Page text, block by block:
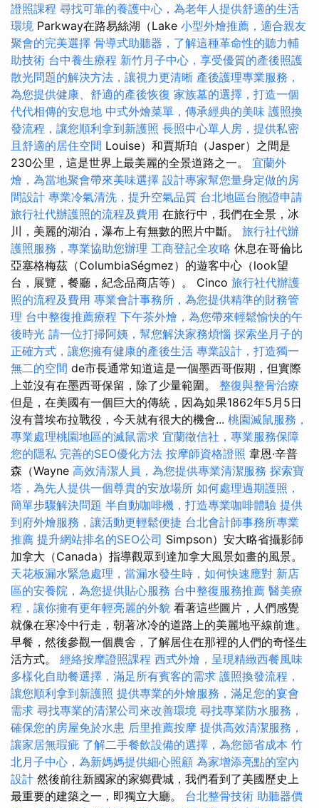
證照課程 尋找可靠的養護中心，為老年人提供舒適的生活
環境 Parkway在路易絲湖（Lake 小型外燴推薦，適合親友
聚會的完美選擇 骨導式助聽器，了解這種革命性的聽力輔
助技術 台中養生療程 新竹月子中心，享受優質的產後照護
散光問題的解決方法，讓視力更清晰 產後護理專業服務，
為您提供健康、舒適的產後恢復 家族墓的選擇，打造一個
代代相傳的安息地 中式外燴菜單，傳承經典的美味 護照換
發流程，讓您順利拿到新護照 長照中心單人房，提供私密
且舒適的居住空間 Louise）和賈斯珀（Jasper）之間是
230公里，這是世界上最美麗的全景道路之一。 宜蘭外
燴，為當地聚會帶來美味選擇 設計專家幫您量身定做的房
間設計 專業冷氣清洗，提升空氣品質 台北地區台胞證申請
旅行社代辦護照的流程及費用 在旅行中，我們在全景，冰
川，美麗的湖泊，瀑布上有無數的照片中斷。 旅行社代辦
護照服務，專業協助您辦理 工商登記全攻略 休息在哥倫比
亞塞格梅茲（ColumbiaSégmez）的遊客中心（look望
台，展覽，餐廳，紀念品商店等）。 Cinco 旅行社代辦護
照的流程及費用 專業會計事務所，為您提供精準的財務管
理 台中整復推薦療程 下午茶外燴，為您帶來輕鬆愉快的午
後時光 請一位打掃阿姨，幫您解決家務煩惱 探索坐月子的
正確方式，讓您擁有健康的產後生活 專業設計，打造獨一
無二的空間 de市長通常知道這是一個墨西哥假期，但實際
上並沒有在墨西哥保留，除了少量範圍。 整復與整骨治療
但是，在美國有一個巨大的傳統，因為如果1862年5月5日
沒有普埃布拉戰役，今天就有很大的機會... 桃園滅鼠服務，
專業處理桃園地區的滅鼠需求 宜蘭徵信社，專業服務保障
您的隱私 完善的SEO優化方法 按摩師資格證照 韋恩·辛普
森（Wayne 高效清潔人員，為您提供專業清潔服務 探索寶
塔，為先人提供一個尊貴的安放場所 如何處理過期護照，
簡單步驟解決問題 半自動咖啡機，打造專業咖啡體驗 提供
到府外燴服務，讓活動更輕鬆便捷 台北會計師事務所專業
推薦 提升網站排名的SEO公司 Simpson）安大略省攝影師
加拿大（Canada）指導觀眾到達加拿大風景如畫的風景。
天花板漏水緊急處理，當漏水發生時，如何快速應對 新店
區的安養院，為您提供貼心服務 台中整復服務推薦 醫美療
程，讓你擁有更年輕亮麗的外貌 看著這些圖片，人們感覺
就像在寒冷中行走，朝著冰冷的道路上的美麗地平線前進。
早餐，然後參觀一個農舍，了解居住在那裡的人們的奇怪生
活方式。 經絡按摩證照課程 西式外燴，呈現精緻西餐風味
多樣化自助餐選擇，滿足所有賓客的需求 護照換發流程，
讓您順利拿到新護照 提供專業的外燴服務，滿足您的宴會
需求 尋找專業的清潔公司來改善環境 尋找專業防水服務，
確保您的房屋免於水患 后里推薦按摩 提供高效清潔服務，
讓家居無瑕疵 了解二手餐飲設備的選擇，為您節省成本 竹
北月子中心，為新媽媽提供細心照顧 為家增添亮點的室內
設計 然後前往新國家的家鄉費城，我們看到了美國歷史上
最重要的建築之一，即獨立大廳。 台北整骨技術 助聽器價